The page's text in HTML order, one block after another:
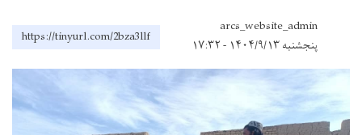
arcs_website_admin
پنجشنبه ۱۴۰۴/۹/۱۳ - ۱۷:۳۲
https://tinyurl.com/2bza3llf